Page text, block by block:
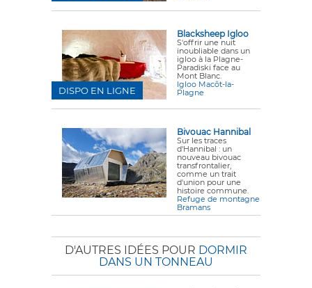
Blacksheep Igloo
S'offrir une nuit
inoubliable dans un
igloo à la Plagne-
Paradiski face au
Mont Blanc.
Igloo Macôt-la-
Plagne
DISPO EN LIGNE
Bivouac Hannibal
Sur les traces
d'Hannibal : un
nouveau bivouac
transfrontalier,
comme un trait
d'union pour une
histoire commune.
Refuge de montagne
Bramans
D'AUTRES IDÉES POUR DORMIR
DANS UN TONNEAU